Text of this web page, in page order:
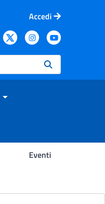
Accedi
Eventi